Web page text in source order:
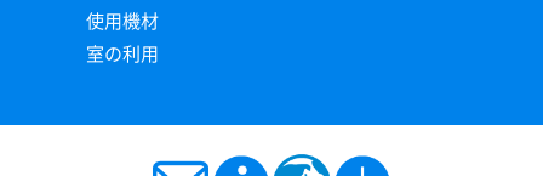
使用機材
室の利用